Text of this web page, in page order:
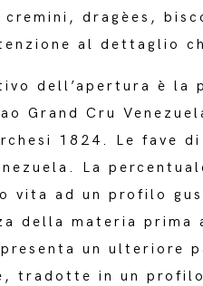
dragèes,
al dettaglio
dell’apertura è la
Grand Cru
1824. Le fave
La
vita ad un profilo
della materia
un ulteriore
tradotte in un